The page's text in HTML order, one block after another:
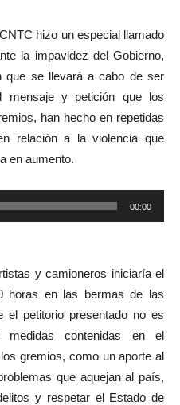
hizo un especial llamado
la impavidez del Gobierno,
que se llevará a cabo de ser
mensaje y petición que los
han hecho en repetidas
relación a la violencia que
en aumento.
00:00
y camioneros iniciaría el
horas en las bermas de las
petitorio presentado no es
medidas contenidas en el
gremios, como un aporte al
que aquejan al país,
y respetar el Estado de